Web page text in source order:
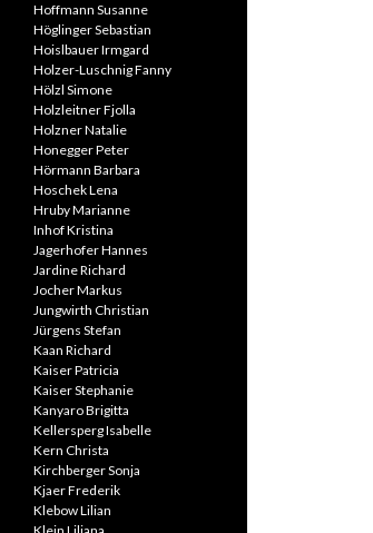
Hoffmann Susanne
Höglinger Sebastian
Hoislbauer Irmgard
Holzer-Luschnig Fanny
Hölzl Simone
Holzleitner Fjolla
Holzner Natalie
Honegger Peter
Hörmann Barbara
Hoschek Lena
Hruby Marianne
Inhof Kristina
Jagerhofer Hannes
Jardine Richard
Jocher Markus
Jungwirth Christian
Jürgens Stefan
Kaan Richard
Kaiser Patricia
Kaiser Stephanie
Kanyaro Brigitta
Kellersperg Isabelle
Kern Christa
Kirchberger Sonja
Kjaer Frederik
Klebow Lilian